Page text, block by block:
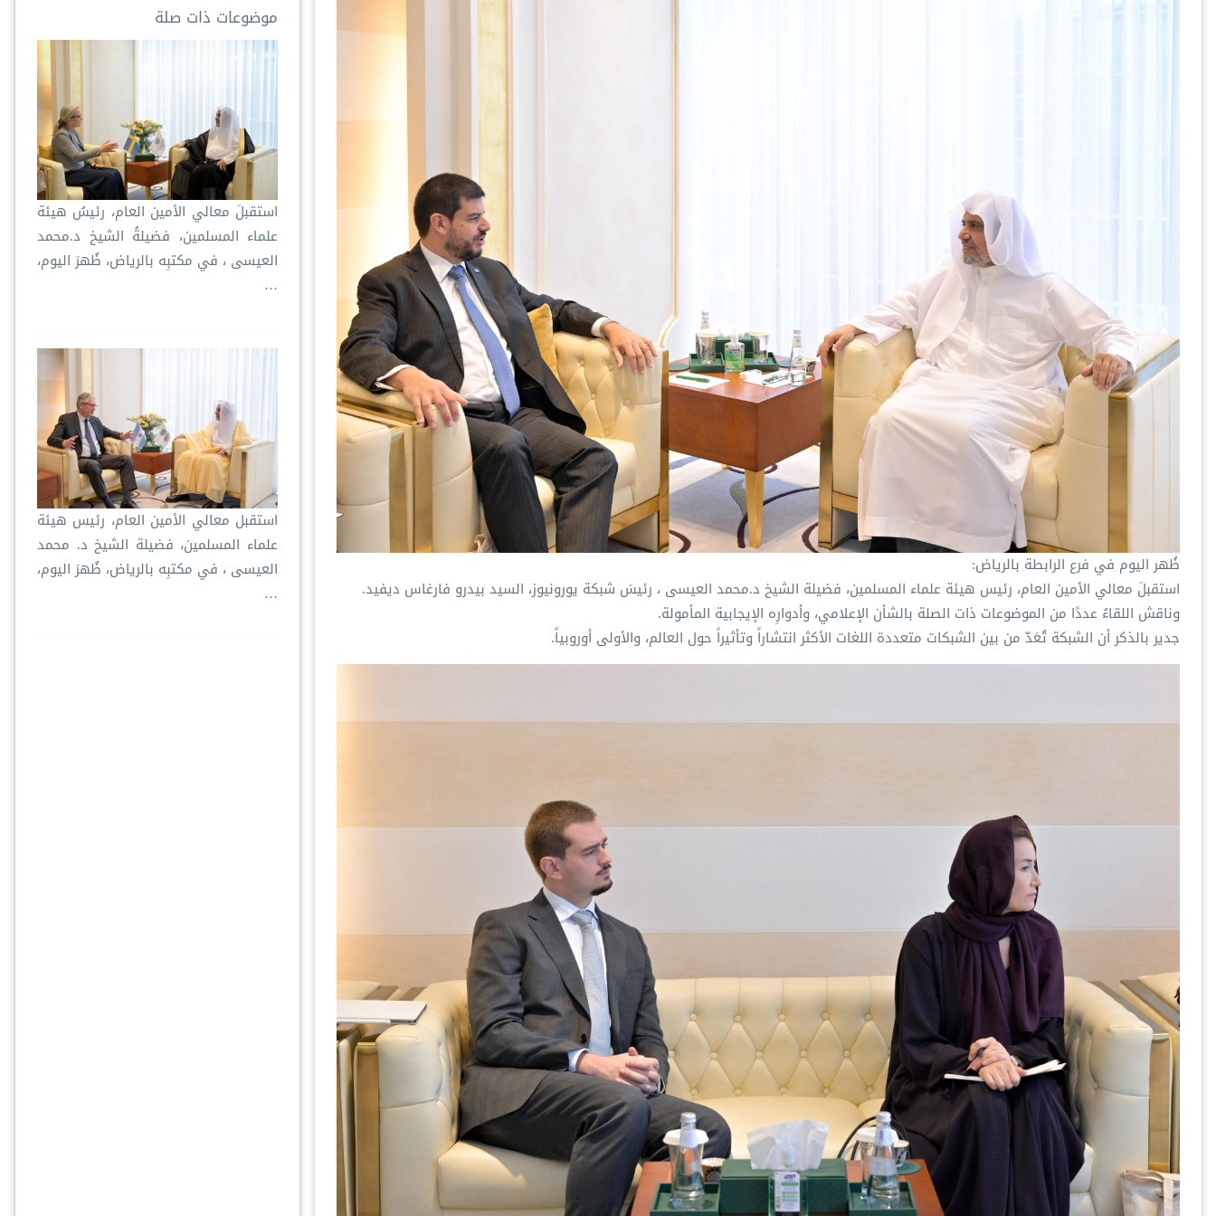
‏ظُهر اليوم في فرع الرابطة بالرياض:
‏استقبلَ معالي الأمين العام، رئيس هيئة علماء المسلمين، فضيلة الشيخ د.⁧‫محمد العيسى‬⁩ ⁦‬⁩، رئيسَ شبكة يورونيوز، السيد بيدرو فارغاس ديفيد.
‏وناقش اللقاءُ عددًا من الموضوعات ذات الصلة بالشأن الإعلامي، وأدوارِه الإيجابية المأمولة.
‏جدير بالذكر أن الشبكة تُعَدّ من بين الشبكات متعددة اللغات الأكثر انتشاراً وتأثيراً حول العالم، والأولى أوروبياً.
موضوعات ذات صلة
استقبلَ معالي الأمين العام، رئيسُ هيئة
علماء المسلمين، فضيلةُ الشيخ د.⁧‫محمد
العيسى‬⁩ ‬⁩، في مكتبِه بالرياض، ظُهرَ اليوم،
…
استقبل معالي الأمين العام، رئيس هيئة
علماء المسلمين، فضيلة الشيخ د. ⁧‫محمد
العيسى‬⁩ ‬⁩، في مكتبِه بالرياض، ظُهرَ اليوم،
…